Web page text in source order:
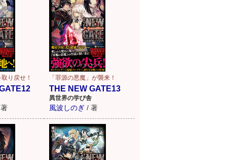
り戻せ！
著
「罪源の悪魔」が襲来！
THE NEW GATE13
異世界の学び舎
風波しのぎ / 著